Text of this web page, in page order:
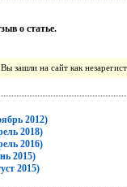
о статье.
зашли на сайт как
2012)
2018)
2016)
2015)
2015)